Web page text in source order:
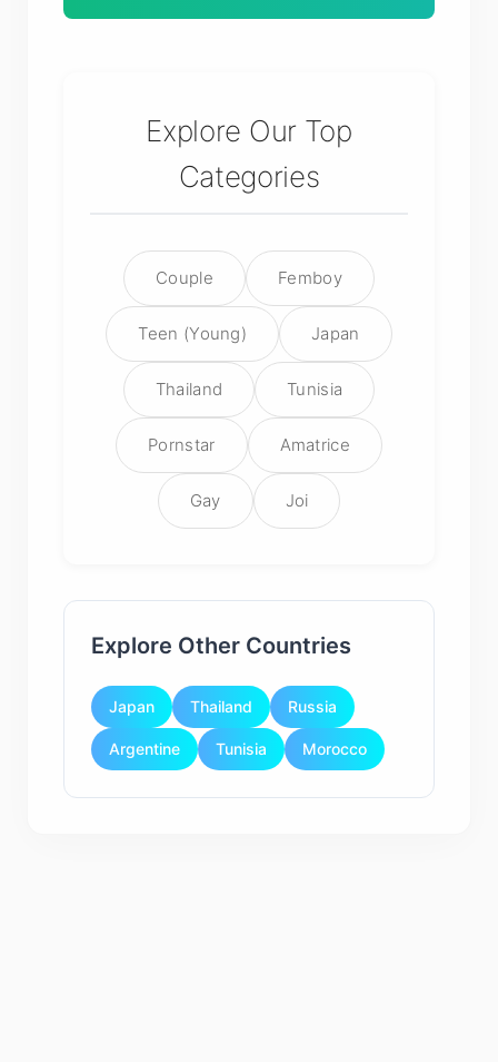
Explore Our Top
Categories
Couple Femboy
Teen (Young) Japan
Thailand Tunisia
Pornstar Amatrice
Gay Joi
Explore Other Countries
Japan Thailand Russia
Argentine Tunisia Morocco